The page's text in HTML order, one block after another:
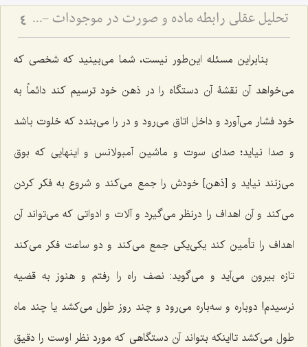
تحلیل عقلی رابطه ماده و صورت در موجودات - بررسی تقدم و تأخر وجودی ماده و صورت در عالم خارج 4
بنابراین مسئله این‌طور نیست، شما می‌بینید که شخصى که
مى‌خواهد آن نقشۀ آن دستگاه را در ذهن خود ترسیم کند دائماً به
خود فشار می‌آورد و داخل اتاق می‌رود و در را مى‌بندد که خلوت باشد
و صدا نیاید؛ صدای سوت و ماشین آمبولانس و اینهایی که بوق
می‌زنند نیاید و [ذهن] خودش را جمع می‌کند و شروع به فکر کردن
مى‌کند و آن اهداف را درنظر مى‌گیرد و آلات و ادواتى که مى‌تواند آن
اهداف را تأمین کند یکی‌یکی جمع مى‌کند و دو ساعت فکر مى‌کند
تازه بیرون می‌آید و مى‌گوید: نصف راه را رفتم و هنوز به قضیه
نرسیدم! دوباره و سه‌باره می‌رود و چند روز طول مى‌کشد یا چند ماه
طول مى‌کشد تااینکه بتواند آن دستگاهى که مورد نظر اوست را دقیق